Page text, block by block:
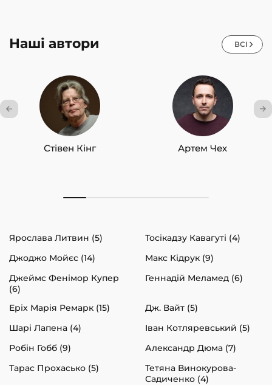
Наші автори ВСІ
Стівен Кінг Артем Чех
Ярослава Литвин (5)
Тосікадзу Кавагуті (4)
Джоджо Мойєс (14)
Макс Кідрук (9)
Джеймс Фенімор Купер
(6)
Геннадій Меламед (6)
Еріх Марія Ремарк (15)
Дж. Вайт (5)
Шарі Лапена (4)
Іван Котляревський (5)
Робін Гобб (9)
Александр Дюма (7)
Тарас Прохасько (5)
Тетяна Винокурова-
Садиченко (4)